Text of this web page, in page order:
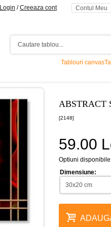
Login /Creeaza cont Contul Meu
Tablouri canvas
ABSTRACT
[2148]
59.00
Optiuni
Dimensiune: